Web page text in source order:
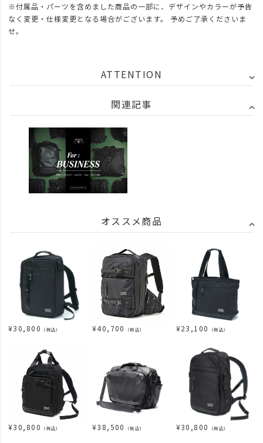
※付属品・パーツを含めました商品の一部に、デザインやカラーが予告
なく変更・仕様変更となる場合がございます。 予めご了承くださいま
せ。
ATTENTION
関連記事
オススメ商品
¥30,800 （税込） ¥40,700 （税込） ¥23,100 （税込）
¥30,800 （税込） ¥38,500 （税込） ¥30,800 （税込）